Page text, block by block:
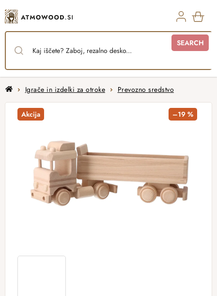
to
content
SEARCH
HomeIgrače in izdelki za otroke Prevozno sredstvo
Akcija –19 %